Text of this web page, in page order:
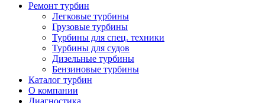
Ремонт турбин
Легковые турбины
Грузовые турбины
Турбины для спец. техники
Турбины для судов
Дизельные турбины
Бензиновые турбины
Каталог турбин
О компании
Диагностика